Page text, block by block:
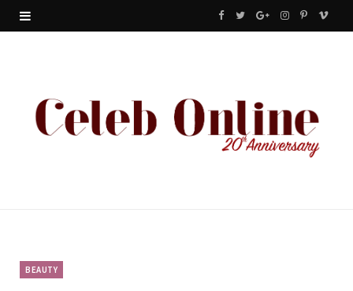
F
e
b
T
t
G
g
l
I
t
a
P
t
e
V
BEAUTY